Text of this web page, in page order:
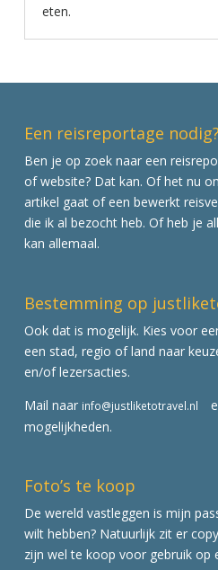
eten.
Een reisreportage nodig?
Ben je op zoek naar een
of website? Dat kan. Of het nu
artikel gaat of een bewerkt
die ik al bezocht heb. Of heb je
kan allemaal.
Bestemming op
Ook dat is mogelijk. Kies voor
een stad, regio of land naar
en/of lezersacties.
Mail naar info@justliketotravel.nl
mogelijkheden.
Foto’s te koop
De wereld vastleggen is mijn
wilt hebben? Natuurlijk zit er
zijn wel te koop voor gebruik op